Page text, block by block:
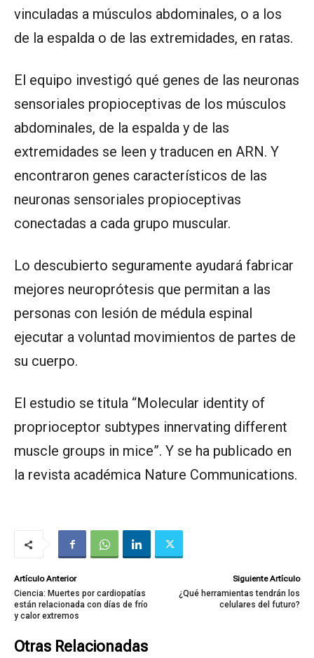
vinculadas a músculos abdominales, o a los
de la espalda o de las extremidades, en ratas.
El equipo investigó qué genes de las neuronas
sensoriales propioceptivas de los músculos
abdominales, de la espalda y de las
extremidades se leen y traducen en ARN. Y
encontraron genes característicos de las
neuronas sensoriales propioceptivas
conectadas a cada grupo muscular.
Lo descubierto seguramente ayudará fabricar
mejores neuroprótesis que permitan a las
personas con lesión de médula espinal
ejecutar a voluntad movimientos de partes de
su cuerpo.
El estudio se titula “Molecular identity of
proprioceptor subtypes innervating different
muscle groups in mice”. Y se ha publicado en
la revista académica Nature Communications.
Artículo Anterior
Ciencia: Muertes por cardiopatías
están relacionada con días de frío
y calor extremos
Siguiente Artículo
¿Qué herramientas tendrán los
celulares del futuro?
Otras Relacionadas